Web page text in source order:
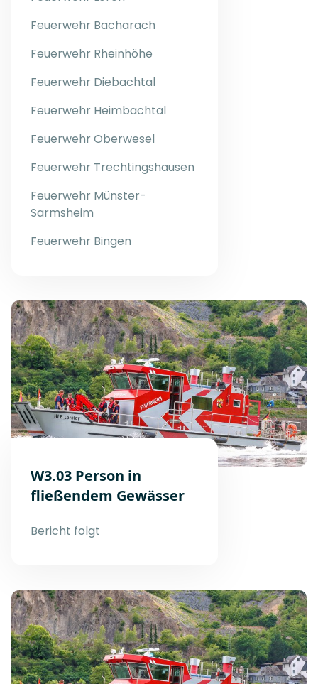
Feuerwehr Bacharach
Feuerwehr Rheinhöhe
Feuerwehr Diebachtal
Feuerwehr Heimbachtal
Feuerwehr Oberwesel
Feuerwehr Trechtingshausen
Feuerwehr Münster-
Sarmsheim
Feuerwehr Bingen
W3.03 Person in
fließendem Gewässer
Bericht folgt